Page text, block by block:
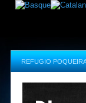
REFUGIO POQUEIRA